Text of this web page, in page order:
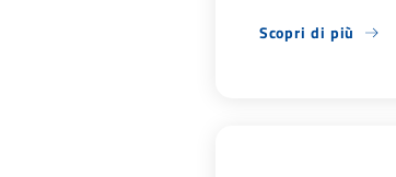
Scopri di più